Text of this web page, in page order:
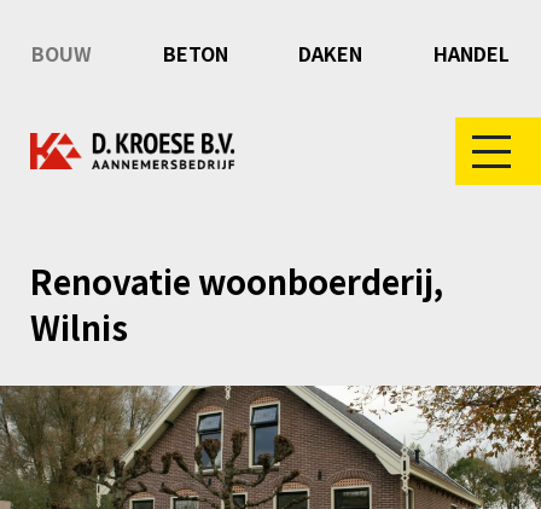
BOUW BETON DAKEN HANDEL
Renovatie woonboerderij,
Wilnis